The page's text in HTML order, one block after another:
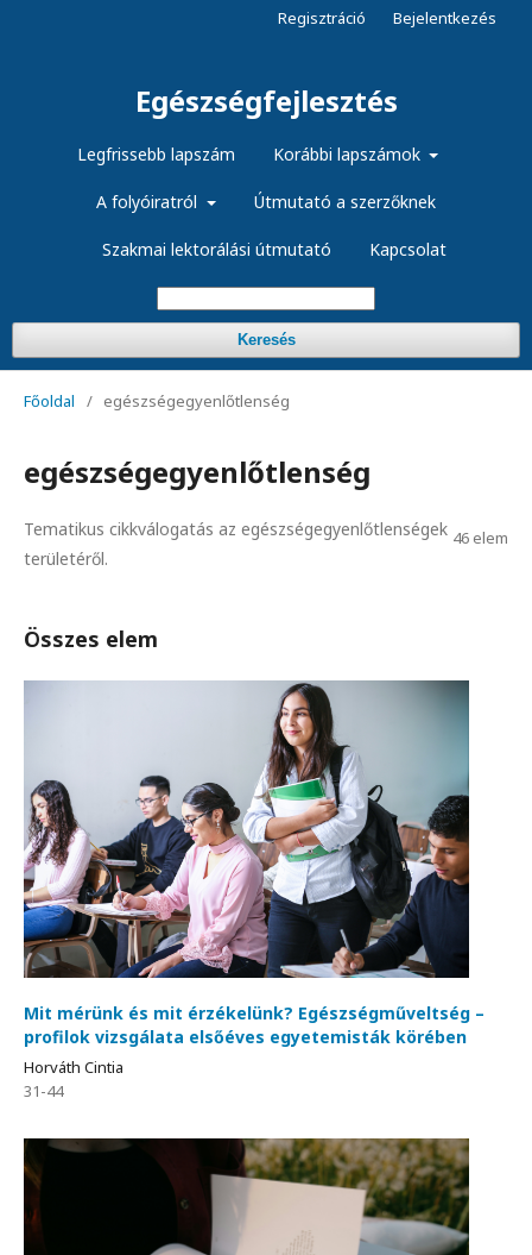
Egészségfejlesztés
Legfrissebb lapszám Korábbi lapszámok
A folyóiratról Útmutató a szerzőknek
Szakmai lektorálási útmutató Kapcsolat
Keresés
Regisztráció Bejelentkezés
Főoldal / egészségegyenlőtlenség
egészségegyenlőtlenség
46 elem
Tematikus cikkválogatás az egészségegyenlőtlenségek
területéről.
Összes elem
Mit mérünk és mit érzékelünk? Egészségműveltség –
profilok vizsgálata elsőéves egyetemisták körében
Horváth Cintia
31-44